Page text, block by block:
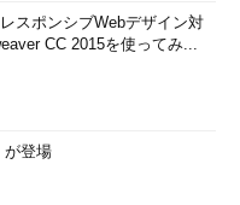
スポンシブWebデザイン対
CC 2015を使ってみ...
が登場